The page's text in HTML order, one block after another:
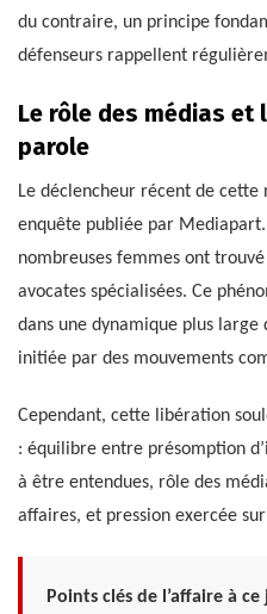
du contraire, un principe
défenseurs rappellent
Le rôle des médias et
parole
Le déclencheur récent de
enquête publiée par
nombreuses femmes ont
avocates spécialisées. Ce
dans une dynamique plus
initiée par des mouvements
Cependant, cette libération
: équilibre entre présomption
à être entendues, rôle des
affaires, et pression exercée
Points clés de l’affaire à